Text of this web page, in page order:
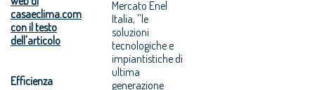
casaeclima.com
con il testo
dell'articolo
Efficienza
Mercato Enel
Italia, ''le
soluzioni
tecnologiche e
impiantistiche di
ultima
generazione